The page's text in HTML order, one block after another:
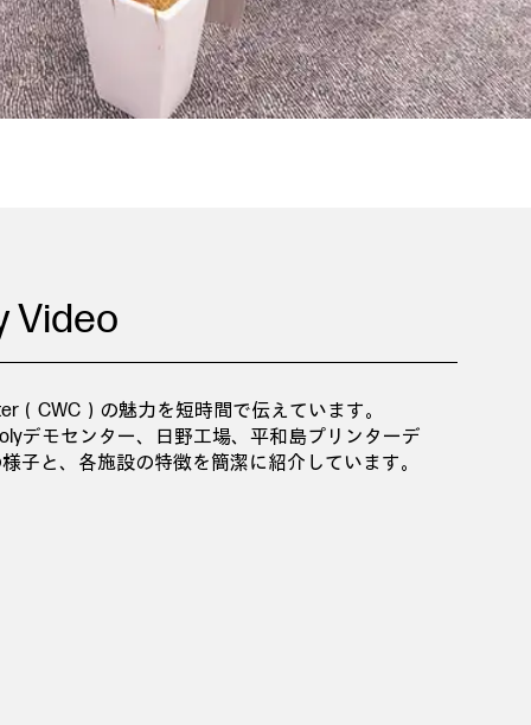
Video
（CWC）の魅力を短時間で伝えています。
デモセンター、日野工場、平和島プリンターデ
子と、各施設の特徴を簡潔に紹介しています。